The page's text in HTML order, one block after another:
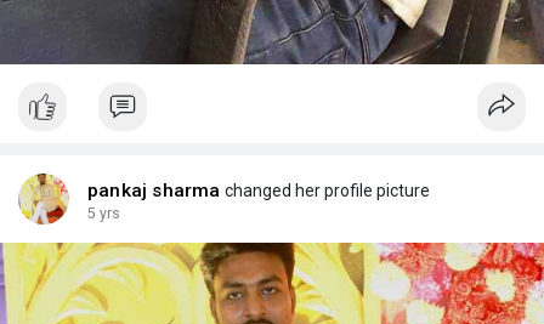
pankaj sharma changed her profile picture
5 yrs